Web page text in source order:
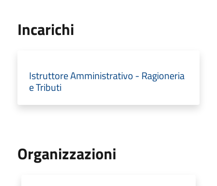
Incarichi
Istruttore Amministrativo - Ragioneria
e Tributi
Organizzazioni